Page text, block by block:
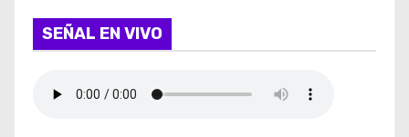
SEÑAL EN VIVO